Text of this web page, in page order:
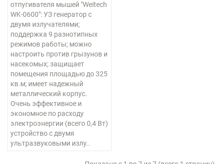
отпугивателя мышей "Weitech
WK-0600": УЗ генератор с
двумя излучателями;
поддержка 9 разнотипных
режимов работы; можно
настроить против грызунов и
насекомых; защищает
помещения площадью до 325
кв.м; имеет надежный
металлический корпус.
Очень эффективное и
экономное по расходу
электроэнергии (всего 0,4 Вт)
устройство с двумя
ультразвуковыми излу..